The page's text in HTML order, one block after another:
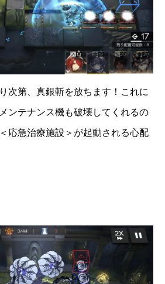
次第、真銀斬を放ちます！これに
ンテナンス機も破壊してくれるの
応急治療施設＞が起動される心配